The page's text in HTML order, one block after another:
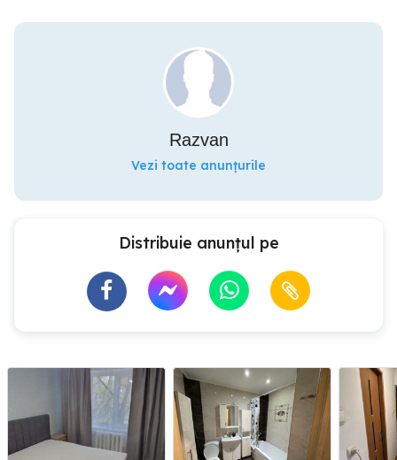
Razvan
Vezi toate anunțurile
Distribuie anunțul pe